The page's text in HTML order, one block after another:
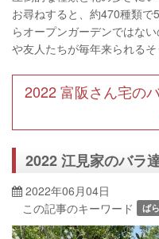
お尋ねすると、約470種類
らオープンガーデンではな
や友人たちが毎年来られるそ
2022 富阪さん宅の
2022 江見家のバラ
2022年06月04日
この記事のキーワード
ばら